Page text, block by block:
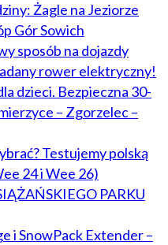
Żagle na Jeziorze
Gór Sowich
sposób na dojazdy
rower elektryczny!
dzieci. Bezpieczna 30-
– Zgorzelec –
Testujemy polską
24 i Wee 26)
PARKU
i SnowPack Extender –